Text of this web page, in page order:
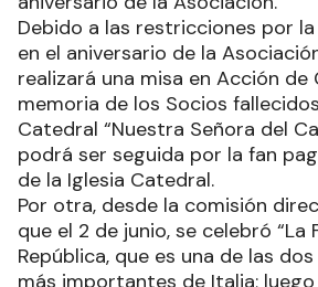
Debido a las restricciones por
en el aniversario de la
realizará una misa en Acción de
memoria de los Socios
Catedral “Nuestra Señora del
podrá ser seguida por la fan
de la Iglesia Catedral.
Por otra, desde la comisión
que el 2 de junio, se celebró “La
República, que es una de las
más importantes de Italia;